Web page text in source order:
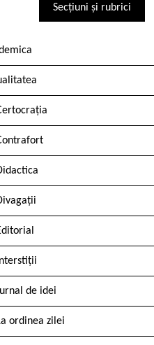
Secțiuni și rubrici
Interstiții
de idei
ordinea zilei